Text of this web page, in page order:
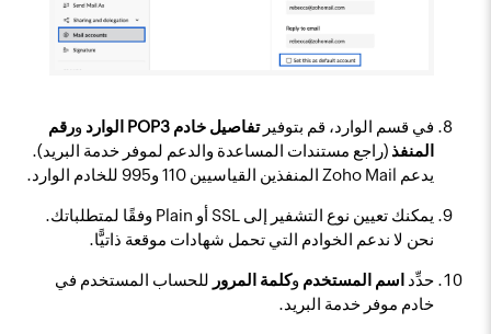
في قسم الوارد، قم بتوفيرتفاصيل خادم POP3 الوارد ورقم
المنفذ (راجع مستندات المساعدة والدعم لموفر خدمة البريد).
يدعم Zoho Mail المنفذين القياسيين 110 و995 للخادم الوارد.
يمكنك تعيين نوع التشفير إلى SSL أو Plain وفقًا لمتطلباتك.
نحن لا ندعم الخوادم التي تحمل شهادات موقعة ذاتيًّا.
حدِّد اسم المستخدم وكلمة المرور للحساب المستخدم في
خادم موفر خدمة البريد.